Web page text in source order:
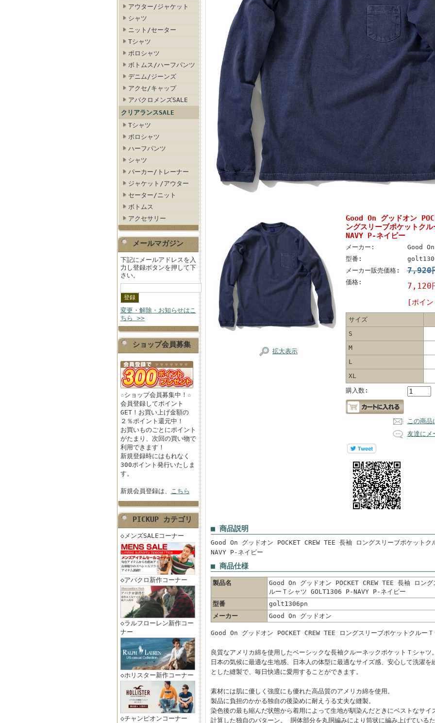
アウター/ジャケット
シャツ
ニット/セーター
Tシャツ
ポロシャツ
ボトムス/ハーフパンツ
デニム/ジーンズ
アクセ/キャップ
アバクロメンズSALE
クリアランスSALE
Tシャツ
ポロシャツ
ハーフパンツ
シャツ
パーカー/トレーナー
ジャケット/アウター
セーター/ニット
ボトムス
アクセサリー
メールマガジン
下記にメールアドレスを入
力し登録ボタンを押して下
さい。
変更・解除・お知らせはこ
ちら >>
ショップ会員募集
☆ショップ会員募集中！☆
会員登録してポイント
GET！お買い上げ金額の
２％ポイント還元中！
お買いものごとにポイント
がたまり、次回の買い物で
利用できます！
新規登録時にはもれなく
300ポイント発行いたしま
す。
新規会員登録は、 こちら
PICKUP カテゴリ
◇メンズSALEコーナー
◇アバクロ新作コーナー
◇ラルフローレン新作コー
ナー
◇ホリスター新作コーナー
◇チャンピオンコーナー
拡大表示
Good On グッドオン
ングスリーブポケットク
NAVY P-ネイビー
メーカー:
Good
型番:
メーカー販売価格:
7,920
価格: 7,120
[ポイ
サイズ
S
M
L
XL
購入数:
この商品
友達にメ
■ 商品説明
Good On グッドオン POCKET CREW TEE 長袖 ロングスリーブポケット
NAVY P-ネイビー
■ 商品仕様
製品名
Good On グッドオン POCKET CREW TEE 長袖 ロング
ルーＴシャツ GOLT1306 P-NAVY P-ネイビー
型番
golt1306pn
メーカー
Good On グッドオン
Good On グッドオン POCKET CREW TEE ロングスリーブポケットクルー
良質なアメリカ綿を使用したベーシックな長袖クルーネックポケットＴシャツ
日本の気候に最適な生地感、日本人の体型に最適なサイズ感、安心して洗濯
とした縫製で、毎日快適に愛用することができます。
素材には肌に優しく強度にも優れた高品質のアメリカ綿を使用。
製品に負担のかかる独自の後染めに耐えうる丈夫な縫製。
染色後の最も縮んだ状態から着用によって生地が馴染んだときにベストなサイ
計算した独自のパターン。 胴体部分を丸胴編みにより筒状に編み上げている